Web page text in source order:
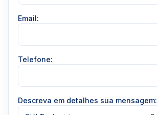
Email:
Telefone:
Descreva em detalhes sua mensagem: